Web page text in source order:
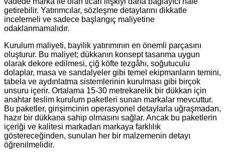
getirebilir. Yatırımcılar, sözleşme detaylarını dikkatle
incelemeli ve sadece başlangıç maliyetine
odaklanmamalıdır.
Kurulum maliyeti, bayilik yatırımının en önemli parçasını
oluşturur. Bu maliyet; dükkanın konsept tasarıma uygun
olarak dekore edilmesi, çiğ köfte tezgâhı, soğutuculu
dolaplar, masa ve sandalyeler gibi temel ekipmanların temini,
tabela ve aydınlatma sistemlerinin kurulması gibi birçok
unsuru içerir. Ortalama 15-30 metrekarelik bir dükkan için
anahtar teslim kurulum paketleri sunan markalar mevcuttur.
Bu paketler, girişimcinin operasyonel detaylarla uğraşmadan,
hazır bir dükkana sahip olmasını sağlar. Ancak bu paketlerin
içeriği ve kalitesi markadan markaya farklılık
göstereceğinden, sunulan her bir malzemenin detayı
öğrenilmelidir.